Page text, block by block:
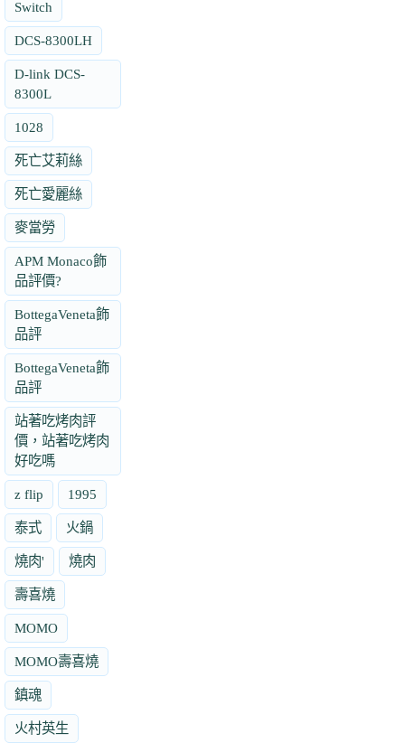
Switch
DCS-8300LH
D-link DCS-
8300L
1028
死亡艾莉絲
死亡愛麗絲
麥當勞
APM Monaco飾
品評價?
BottegaVeneta飾
品評
BottegaVeneta飾
品評
站著吃烤肉評
價，站著吃烤肉
好吃嗎
z flip 1995
泰式 火鍋
燒肉' 燒肉
壽喜燒
MOMO
MOMO壽喜燒
鎮魂
火村英生